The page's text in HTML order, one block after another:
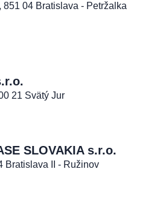
851 04 Bratislava - Petržalka
21 Svätý Jur
SLOVAKIA s.r.o.
Bratislava II - Ružinov